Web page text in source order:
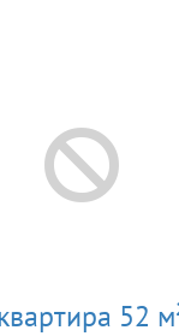
52